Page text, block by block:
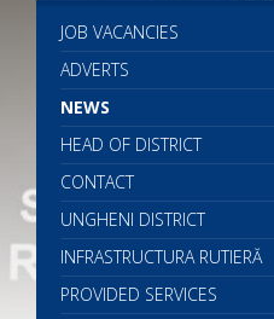
JOB VACANCIES
ADVERTS
NEWS
HEAD OF DISTRICT
CONTACT
UNGHENI DISTRICT
INFRASTRUCTURA RUTIERĂ
PROVIDED SERVICES